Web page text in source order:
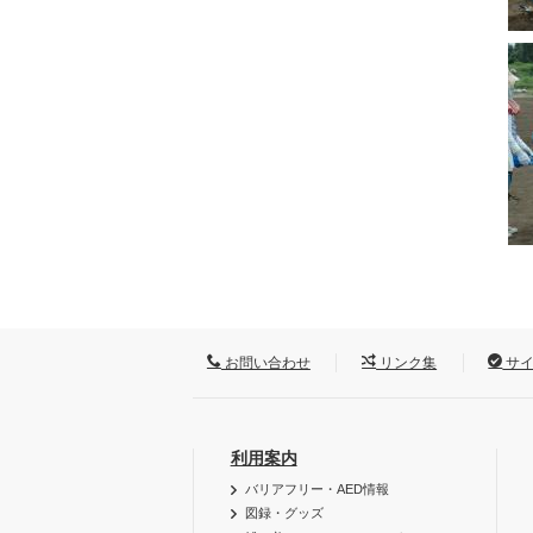
お問い合わせ リンク集 サ
利用案内
バリアフリー・AED情報
図録・グッズ